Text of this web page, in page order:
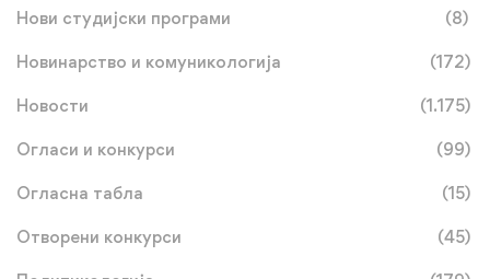
Нови студијски програми (8)
Новинарство и комуникологија (172)
Новости (1.175)
Огласи и конкурси (99)
Огласна табла (15)
Отворени конкурси (45)